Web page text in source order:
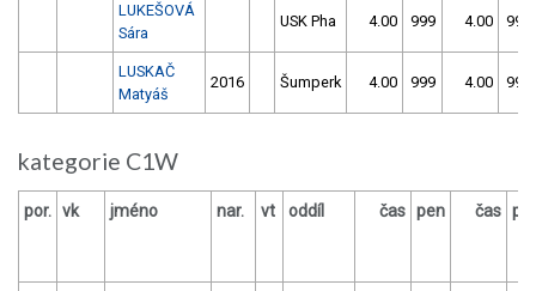
LUKEŠOVÁ
Sára
USK Pha 4.00 999 4.00 999
LUSKAČ
Matyáš
2016 Šumperk 4.00 999 4.00 999
kategorie C1W
por. vk jméno nar. vt oddíl čas pen čas